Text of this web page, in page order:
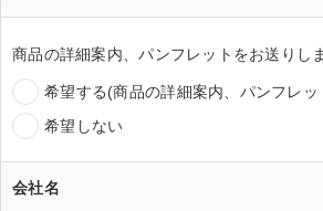
商品の詳細案内、パンフレットをお送りし
希望する(商品の詳細案内、パンフレ
希望しない
会社名